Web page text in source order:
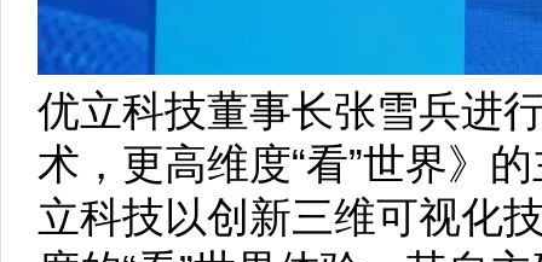
优立科技董事长张雪兵进
术，更高维度“看”世界》
立科技以创新三维可视化